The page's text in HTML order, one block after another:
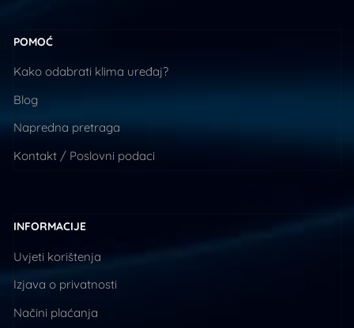
POMOĆ
Kako odabrati klima uređaj?
Blog
Napredna pretraga
Kontakt / Poslovni podaci
INFORMACIJE
Uvjeti korištenja
Izjava o privatnosti
Načini plaćanja